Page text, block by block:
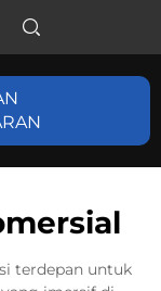
terdepan untuk